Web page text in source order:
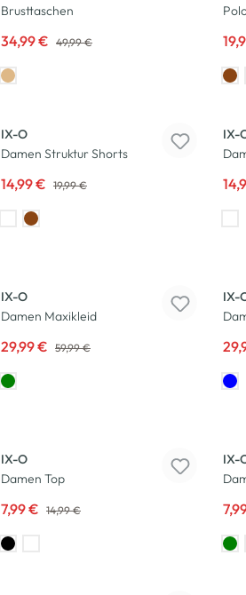
Brusttaschen
34,99 € 49,99 €
IX-O
Damen Struktur Shorts
14,99 € 19,99 €
IX-
IX-O
Damen Maxikleid
29,99 € 59,99 €
IX-
IX-O
Damen Top
7,99 € 14,99 €
IX-